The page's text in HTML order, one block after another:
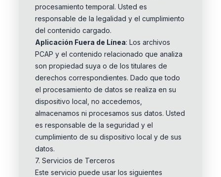
procesamiento temporal. Usted es
responsable de la legalidad y el cumplimiento
del contenido cargado.
Aplicación Fuera de Línea: Los archivos
PCAP y el contenido relacionado que analiza
son propiedad suya o de los titulares de
derechos correspondientes. Dado que todo
el procesamiento de datos se realiza en su
dispositivo local, no accedemos,
almacenamos ni procesamos sus datos. Usted
es responsable de la seguridad y el
cumplimiento de su dispositivo local y de sus
datos.
7. Servicios de Terceros
Este servicio puede usar los siguientes